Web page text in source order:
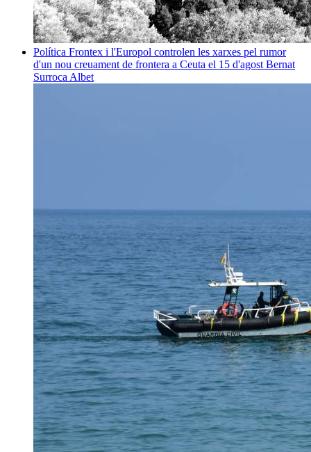
Política Frontex i l'Europol controlen les xarxes pel rumor
d'un nou creuament de frontera a Ceuta el 15 d'agost Bernat
Surroca Albet